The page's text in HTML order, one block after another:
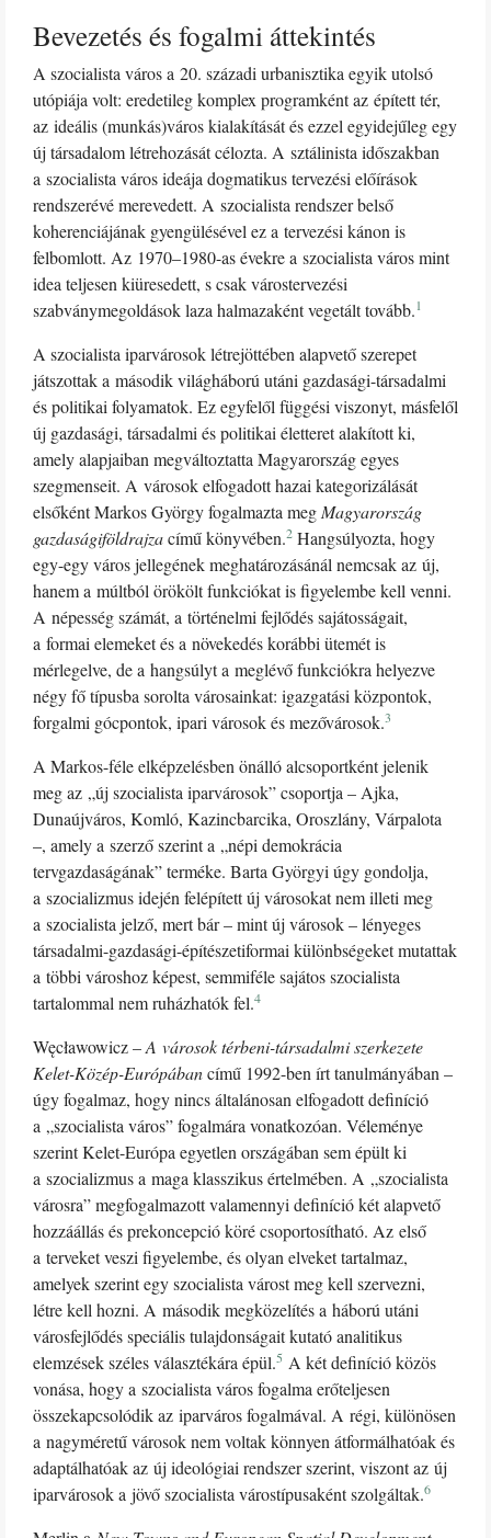
Bevezetés és fogalmi áttekintés
A szocialista város a 20. századi urbanisztika egyik utolsó
utópiája volt: eredetileg komplex programként az épített tér,
az ideális (munkás)város kialakítását és ezzel egyidejűleg egy
új társadalom létrehozását célozta. A sztálinista időszakban
a szocialista város ideája dogmatikus tervezési előírások
rendszerévé merevedett. A szocialista rendszer belső
koherenciájának gyengülésével ez a tervezési kánon is
felbomlott. Az 1970–1980-as évekre a szocialista város mint
idea teljesen kiüresedett, s csak várostervezési
szabványmegoldások laza halmazaként vegetált tovább.1
A szocialista iparvárosok létrejöttében alapvető szerepet
játszottak a második világháború utáni gazdasági-társadalmi
és politikai folyamatok. Ez egyfelől függési viszonyt, másfelől
új gazdasági, társadalmi és politikai életteret alakított ki,
amely alapjaiban megváltoztatta Magyarország egyes
szegmenseit. A városok elfogadott hazai kategorizálását
elsőként Markos György fogalmazta meg Magyarország
gazdaságiföldrajzacímű könyvében.2 Hangsúlyozta, hogy
egy-egy város jellegének meghatározásánál nemcsak az új,
hanem a múltból örökölt funkciókat is figyelembe kell venni.
A népesség számát, a történelmi fejlődés sajátosságait,
a formai elemeket és a növekedés korábbi ütemét is
mérlegelve, de a hangsúlyt a meglévő funkciókra helyezve
négy fő típusba sorolta városainkat: igazgatási központok,
forgalmi gócpontok, ipari városok és mezővárosok.3
A Markos-féle elképzelésben önálló alcsoportként jelenik
meg az „új szocialista iparvárosok” csoportja – Ajka,
Dunaújváros, Komló, Kazincbarcika, Oroszlány, Várpalota
–, amely a szerző szerint a „népi demokrácia
tervgazdaságának” terméke. Barta Györgyi úgy gondolja,
a szocializmus idején felépített új városokat nem illeti meg
a szocialista jelző, mert bár – mint új városok – lényeges
társadalmi-gazdasági-építészetiformai különbségeket mutattak
a többi városhoz képest, semmiféle sajátos szocialista
tartalommal nem ruházhatók fel.4
Węcławowicz –A városok térbeni-társadalmi szerkezete
Kelet-Közép-Európábancímű 1992-ben írt tanulmányában –
úgy fogalmaz, hogy nincs általánosan elfogadott definíció
a „szocialista város” fogalmára vonatkozóan. Véleménye
szerint Kelet-Európa egyetlen országában sem épült ki
a szocializmus a maga klasszikus értelmében. A „szocialista
városra” megfogalmazott valamennyi definíció két alapvető
hozzáállás és prekoncepció köré csoportosítható. Az első
a terveket veszi figyelembe, és olyan elveket tartalmaz,
amelyek szerint egy szocialista várost meg kell szervezni,
létre kell hozni. A második megközelítés a háború utáni
városfejlődés speciális tulajdonságait kutató analitikus
elemzések széles választékára épül.5 A két definíció közös
vonása, hogy a szocialista város fogalma erőteljesen
összekapcsolódik az iparváros fogalmával. A régi, különösen
a nagyméretű városok nem voltak könnyen átformálhatóak és
adaptálhatóak az új ideológiai rendszer szerint, viszont az új
iparvárosok a jövő szocialista várostípusaként szolgáltak.6